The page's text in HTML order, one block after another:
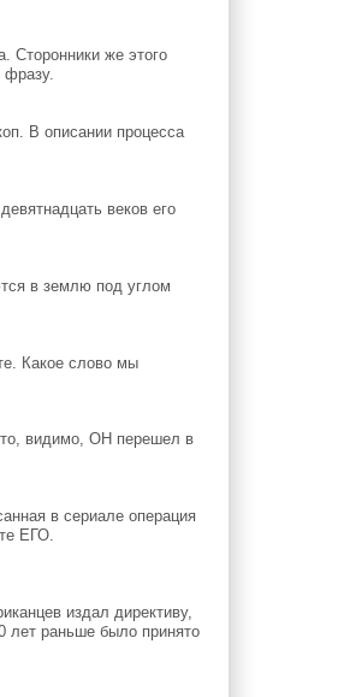
Сторонники же этого
фразу.
В описании процесса
веков его
в землю под углом
Какое слово мы
видимо, ОН перешел в
в сериале операция
ЕГО.
издал директиву,
лет раньше было принято